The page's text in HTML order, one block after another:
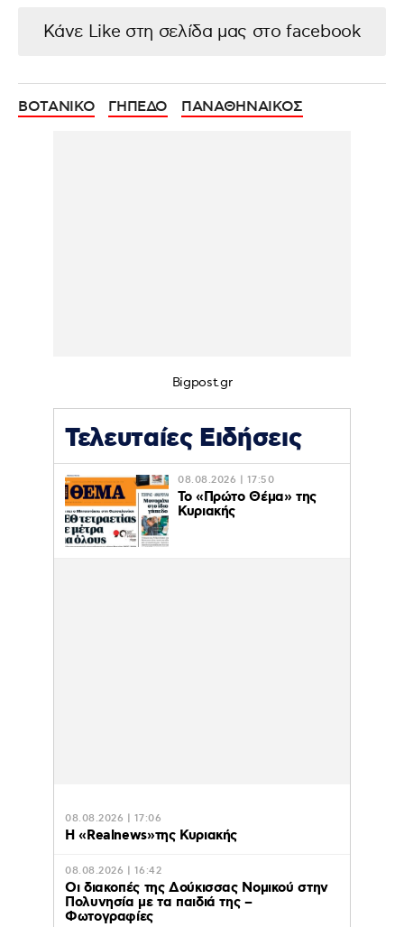
Κάνε Like στη σελίδα μας στο facebook
ΒΟΤΑΝΙΚΟ ΓΗΠΕΔΟ ΠΑΝΑΘΗΝΑΙΚΟΣ
Bigpost.gr
Τελευταίες Ειδήσεις
08.08.2026 | 17:50
Το «Πρώτο Θέμα» της
Κυριακής
08.08.2026 | 17:06
Η «Realnews»της Κυριακής
08.08.2026 | 16:42
Οι διακοπές της Δούκισσας Νομικού στην
Πολυνησία με τα παιδιά της –
Φωτογραφίες